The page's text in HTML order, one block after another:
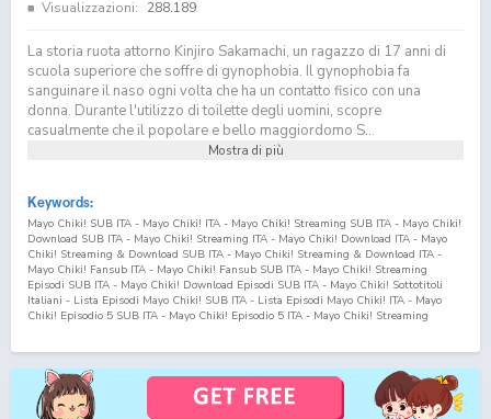
Visualizzazioni:
288.189
La storia ruota attorno Kinjiro Sakamachi, un ragazzo di 17 anni di
scuola superiore che soffre di gynophobia. Il gynophobia fa
sanguinare il naso ogni volta che ha un contatto fisico con una
donna. Durante l'utilizzo di toilette degli uomini, scopre
casualmente che il popolare e bello maggiordomo S...
Mostra di più
Keywords:
Mayo Chiki! SUB ITA - Mayo Chiki! ITA - Mayo Chiki! Streaming SUB ITA - Mayo Chiki!
Download SUB ITA - Mayo Chiki! Streaming ITA - Mayo Chiki! Download ITA - Mayo
Chiki! Streaming & Download SUB ITA - Mayo Chiki! Streaming & Download ITA -
Mayo Chiki! Fansub ITA - Mayo Chiki! Fansub SUB ITA - Mayo Chiki! Streaming
Episodi SUB ITA - Mayo Chiki! Download Episodi SUB ITA - Mayo Chiki! Sottotitoli
Italiani - Lista Episodi Mayo Chiki! SUB ITA - Lista Episodi Mayo Chiki! ITA - Mayo
Chiki! Episodio 5 SUB ITA - Mayo Chiki! Episodio 5 ITA - Mayo Chiki! Streaming